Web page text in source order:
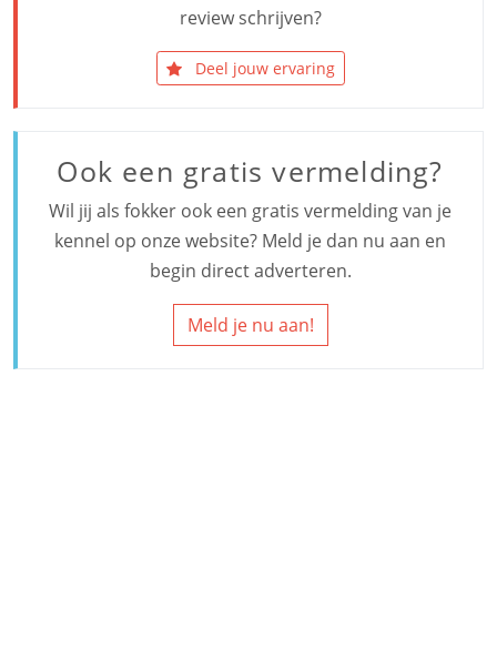
review schrijven?
Deel jouw ervaring
Ook een gratis vermelding?
Wil jij als fokker ook een gratis vermelding van je
kennel op onze website? Meld je dan nu aan en
begin direct adverteren.
Meld je nu aan!